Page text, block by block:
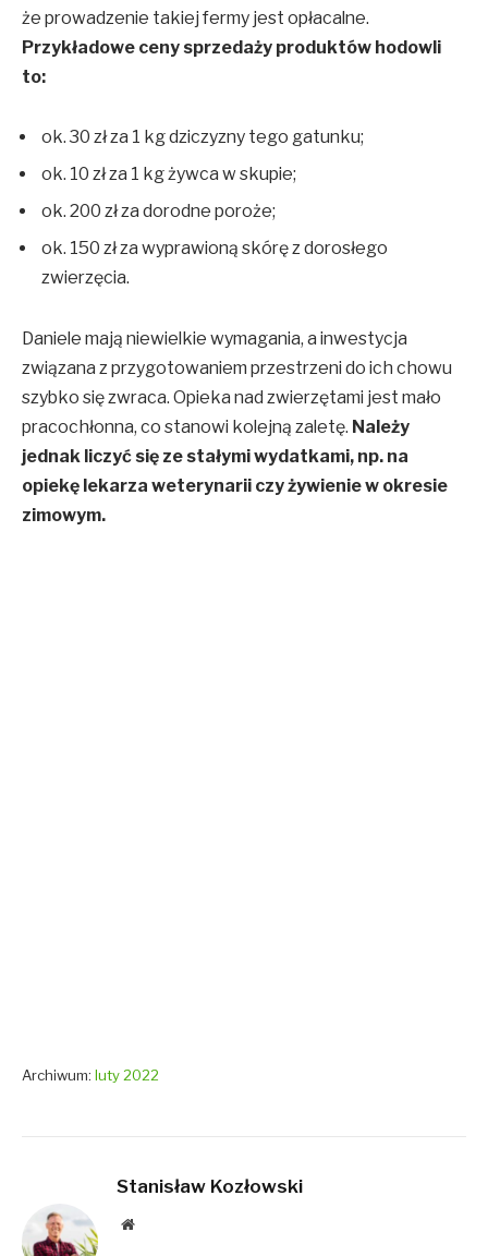
że prowadzenie takiej fermy jest opłacalne.
Przykładowe ceny sprzedaży produktów hodowli
to:
ok. 30 zł za 1 kg dziczyzny tego gatunku;
ok. 10 zł za 1 kg żywca w skupie;
ok. 200 zł za dorodne poroże;
ok. 150 zł za wyprawioną skórę z dorosłego
zwierzęcia.
Daniele mają niewielkie wymagania, a inwestycja
związana z przygotowaniem przestrzeni do ich chowu
szybko się zwraca. Opieka nad zwierzętami jest mało
pracochłonna, co stanowi kolejną zaletę. Należy
jednak liczyć się ze stałymi wydatkami, np. na
opiekę lekarza weterynarii czy żywienie w okresie
zimowym.
Archiwum: luty 2022
Stanisław Kozłowski
Website